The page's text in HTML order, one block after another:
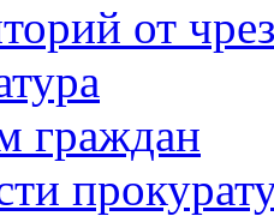
от
граждан